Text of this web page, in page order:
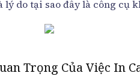
lý do tại sao đây là công cụ
Trọng Của Việc In